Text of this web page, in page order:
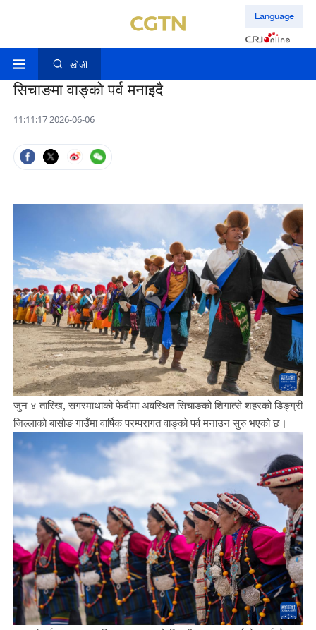
Language
खोजी
सिचाङमा वाङ्को पर्व मनाइदै
11:11:17 2026-06-06
जुन ४ तारिख, सगरमाथाको फेदीमा अवस्थित सिचाङको शिगात्से शहरको डिङ्ग्री
जिल्लाको बासोङ गाउँमा वार्षिक परम्परागत वाङ्को पर्व मनाउन सुरु भएको छ।